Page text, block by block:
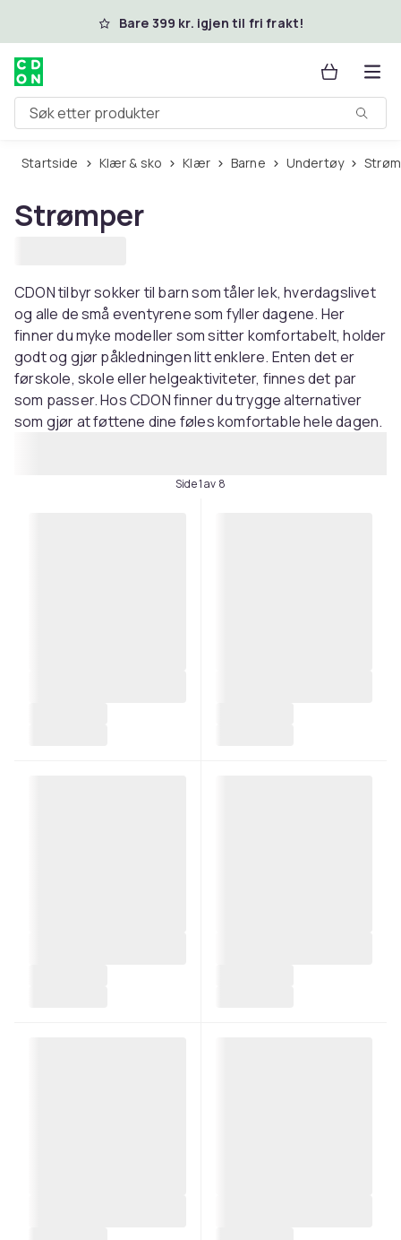
Hopp til hovedinnholdBare 399 kr. igjen til fri frakt!
Søk etter produkter
Startside Klær & sko Klær Barne Undertøy
Strømper
CDON tilbyr sokker til barn som tåler lek, hverdagslivet
og alle de små eventyrene som fyller dagene. Her
finner du myke modeller som sitter komfortabelt, holder
godt og gjør påkledningen litt enklere. Enten det er
førskole, skole eller helgeaktiviteter, finnes det par
som passer. Hos CDON finner du trygge alternativer
som gjør at føttene dine føles komfortable hele dagen.
Side 1 av 8